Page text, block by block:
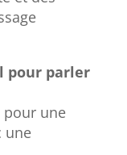
pour parler
pour une
une